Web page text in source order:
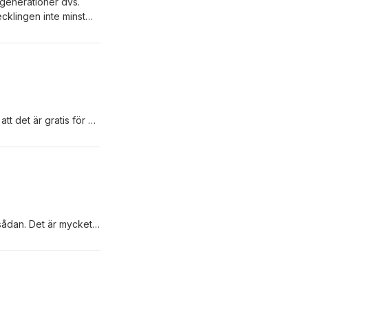
inte minst
det är gratis för publiken vid ett musikarrangemang.
berättar var
Det är mycket i vår omvärld som vi kan oroa oss för